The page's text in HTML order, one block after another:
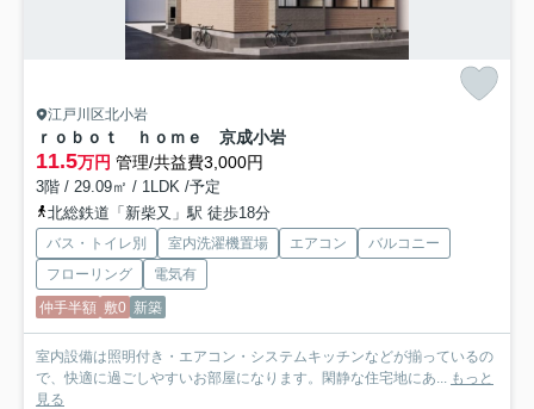
江戸川区北小岩
ｒｏｂｏｔ ｈｏｍｅ 京成小岩
11.5万円 管理/共益費3,000円
3階 / 29.09㎡ / 1LDK /予定
北総鉄道「新柴又」駅 徒歩18分
バス・トイレ別 室内洗濯機置場 エアコン
バルコニー
フローリング
電気有
仲手半額 敷0 新築
室内設備は照明付き・エアコン・システムキッチンなどが揃っているの
で、快適に過ごしやすいお部屋になります。閑静な住宅地にあ...
もっと
見る